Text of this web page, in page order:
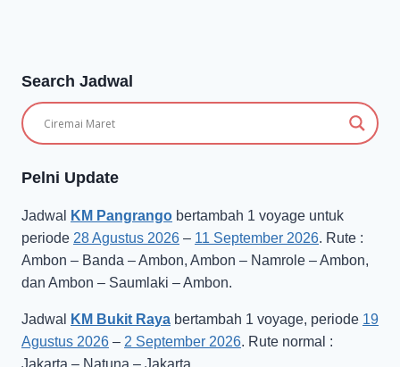
Search Jadwal
Pelni Update
Jadwal KM Pangrango bertambah 1 voyage untuk
periode 28 Agustus 2026 – 11 September 2026. Rute :
Ambon – Banda – Ambon, Ambon – Namrole – Ambon,
dan Ambon – Saumlaki – Ambon.
Jadwal KM Bukit Raya bertambah 1 voyage, periode 19
Agustus 2026 – 2 September 2026. Rute normal :